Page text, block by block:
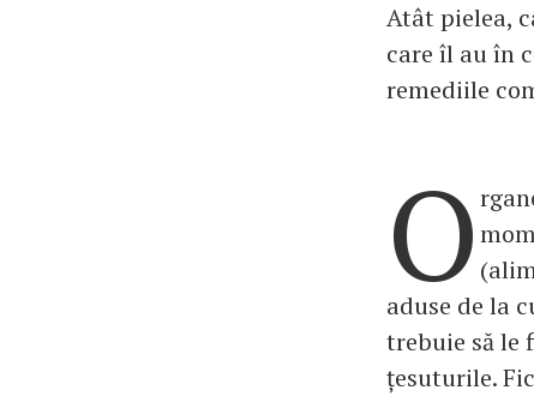
Atât pielea,
care îl au în
remediile
O
aduse de la
trebuie să le
țesuturile.